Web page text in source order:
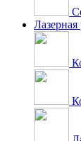
Лазерная